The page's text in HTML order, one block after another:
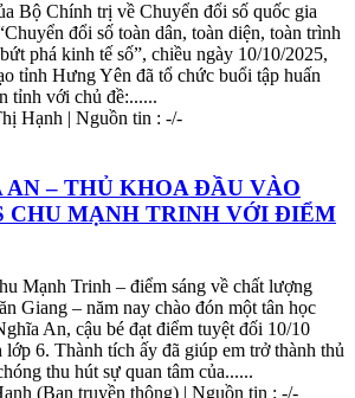
Bộ Chính trị về Chuyển đổi số quốc gia
đổi số toàn dân, toàn diện, toàn trình
phá kinh tế số”, chiều ngày 10/10/2025,
tỉnh Hưng Yên đã tổ chức buổi tập huấn
tỉnh với chủ đề:......
Hạnh | Nguồn tin : -/-
AN – THỦ KHOA ĐẦU VÀO
CHU MẠNH TRINH VỚI ĐIỂM
Mạnh Trinh – điểm sáng về chất lượng
Giang – năm nay chào đón một tân học
An, cậu bé đạt điểm tuyệt đối 10/10
6. Thành tích ấy đã giúp em trở thành thủ
thu hút sự quan tâm của......
(Ban truyền thông) | Nguồn tin : -/-